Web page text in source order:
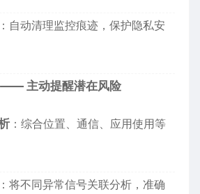
：自动清理监控痕迹，保护隐私安
—— 主动提醒潜在风险
：综合位置、通信、应用使用等
：将不同异常信号关联分析，准确